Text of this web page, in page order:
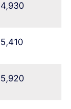
4,930
5,410
5,920